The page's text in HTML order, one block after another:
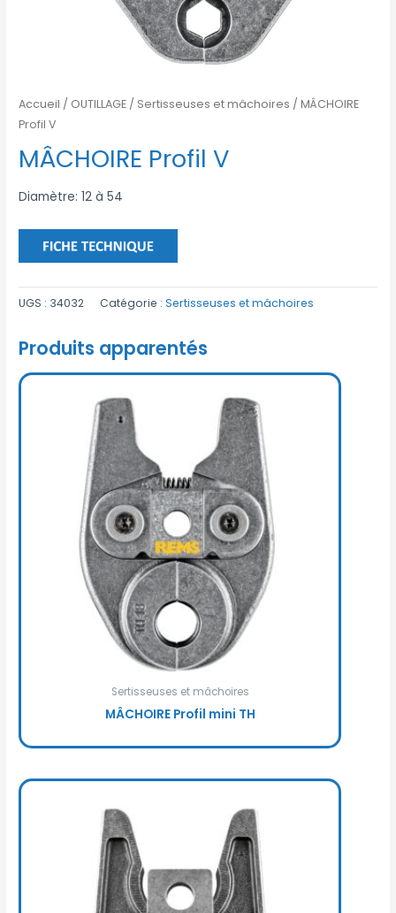
Accueil / OUTILLAGE / Sertisseuses et mâchoires / MÂCHOIRE
Profil V
MÂCHOIRE Profil V
Diamètre: 12 à 54
UGS : 34032 Catégorie :Sertisseuses et mâchoires
Produits apparentés
Sertisseuses et mâchoires
MÂCHOIRE Profil mini TH